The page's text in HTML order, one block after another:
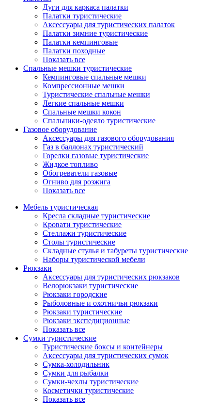
Дуги для каркаса палатки
Палатки туристические
Аксессуары для туристических палаток
Палатки зимние туристические
Палатки кемпинговые
Палатки походные
Показать все
Спальные мешки туристические
Кемпинговые спальные мешки
Компрессионные мешки
Туристические спальные мешки
Легкие спальные мешки
Спальные мешки кокон
Спальники-одеяло туристические
Газовое оборудование
Аксессуары для газового оборудования
Газ в баллонах туристический
Горелки газовые туристические
Жидкое топливо
Обогреватели газовые
Огниво для розжига
Показать все
Мебель туристическая
Кресла складные туристические
Кровати туристические
Стеллажи туристические
Столы туристические
Складные стулья и табуреты туристические
Наборы туристической мебели
Рюкзаки
Аксессуары для туристических рюкзаков
Велорюкзаки туристические
Рюкзаки городские
Рыболовные и охотничьи рюкзаки
Рюкзаки туристические
Рюкзаки экспедиционные
Показать все
Сумки туристические
Туристические боксы и контейнеры
Аксессуары для туристических сумок
Сумка-холодильник
Сумки для рыбалки
Сумки-чехлы туристические
Косметички туристические
Показать все